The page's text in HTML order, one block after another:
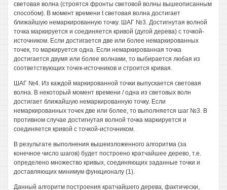
световая волна (строятся фронты световой волны вышеописанным
способом). В момент времени t световая волна достигает
ближайшую немаркированную точку. ШАГ №3. Достигнутая волной
точка маркируется и соединяется кривой (дугой дерева) с точкой-
источником. Если достигается две или более немаркированных
точек, то маркируется одна. Если немаркированная точка
достигается двумя или более волнами, то выбирается любая из
соответствующих точек-источников и строится кривая.
ШАГ №4. Из каждой маркированной точки выпускается световая
волна. В некоторый момент времени / одна из световых волн
достигает ближайшую немаркированную точку. Если
немаркированных точек две или более, то выполняется шаг №3. В
противном случае достигнутая волной точка маркируется и
соединяется кривой с точкой-источником.
В результате выполнения вышеизложенного алгоритма (за
конечное число шагов) будет построено кратчайшее дерево, т.е.
определено множество кривых, соединяющих заданные точки и
доставляющих минимум функционалу (1).
Данный алгоритм построения кратчайшего дерева, фактически,